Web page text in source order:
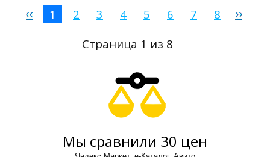
1
2 3 4 5 6 7
8
Страница 1 из 8
Мы сравнили 30 цен